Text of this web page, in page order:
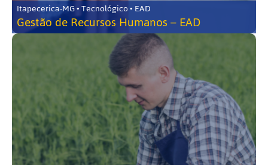
Itapecerica-MG • Tecnológico • EAD
Gestão de Recursos Humanos – EAD